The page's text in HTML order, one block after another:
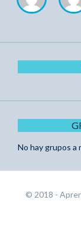
No hay grupos a
© 2018 -